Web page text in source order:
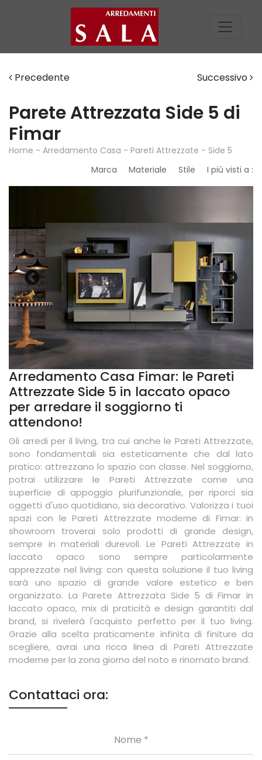
Precedente Successivo
Parete Attrezzata Side 5 di
Fimar
Home - Arredamento Casa - Pareti Attrezzate - Side 5
Marca
Materiale Stile I più visti a :
Arredamento Casa Fimar: le Pareti
Attrezzate Side 5 in laccato opaco
per arredare il soggiorno ti
attendono!
Gli arredi per il living, tra cui anche le Pareti Attrezzate,
sono fondamentali sia esteticamente che dal lato
pratico: attrezzano lo spazio con classe. Nel soggiorno,
potrai utilizzare le Pareti Attrezzate come una
superficie di appoggio plurifunzionale, per riporci sia
oggetti d'uso quotidiano, sia decorativo. Valorizza i tuoi
spazi con le Pareti Attrezzate moderne di Fimar: in
showroom troverai solo prodotti di grande design,
sempre in materiali durevoli. Le Pareti Attrezzate in
laccato opaco sono sempre particolarmente
apprezzate nel living: con questa soluzione il tuo living
sarà uno spazio di grande valore estetico e ben
organizzato. La Parete Attrezzata Side 5 di Fimar in
laccato opaco, mix di praticità e design garantiti dal
brand, si rivelerà l'acquisto perfetto per il tuo living.
Grazie alla scelta praticamente infinita di finiture da
scegliere, avrai una ricca linea di Pareti Attrezzate
moderne per la zona giorno del noto e rinomato brand.
Contattaci ora: